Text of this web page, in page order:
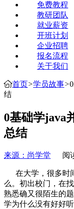
免费教程
教研团队
就业薪资
开班计划
企业招聘
报名流程
关于我们
首页>学员故事>
结
0基础学java
总结
来源：尚学堂 阅读
在大学，很多时
么。初出校门，在
熟悉确又很陌生的
学为什么没有好好